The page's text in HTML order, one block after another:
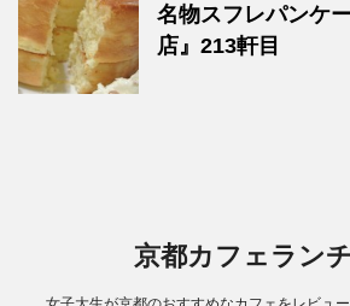
名物スフレパンケ
店』213軒目
京都カフェラン